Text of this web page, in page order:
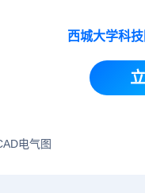
西城大学科
电气图